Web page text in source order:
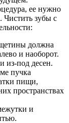
ее нужно
Чистить зубы с
должна
и наоборот.
из-под десен.
пучка
пищи,
пространствах
и